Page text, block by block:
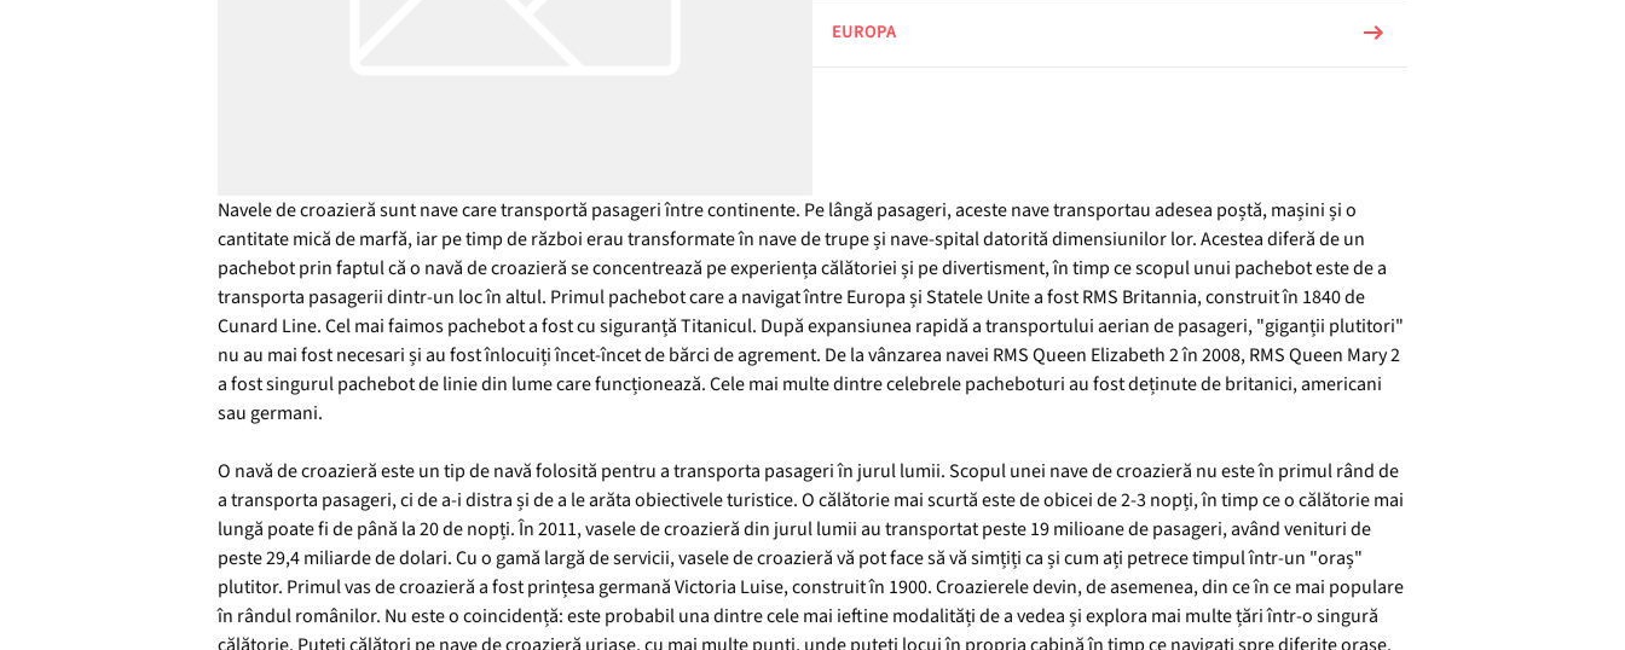
EUROPA
Navele de croazieră sunt nave care transportă pasageri între continente. Pe lângă pasageri, aceste nave transportau adesea poștă, mașini și o
cantitate mică de marfă, iar pe timp de război erau transformate în nave de trupe și nave-spital datorită dimensiunilor lor. Acestea diferă de un
pachebot prin faptul că o navă de croazieră se concentrează pe experiența călătoriei și pe divertisment, în timp ce scopul unui pachebot este de a
transporta pasagerii dintr-un loc în altul. Primul pachebot care a navigat între Europa și Statele Unite a fost RMS Britannia, construit în 1840 de
Cunard Line. Cel mai faimos pachebot a fost cu siguranță Titanicul. După expansiunea rapidă a transportului aerian de pasageri, "giganții plutitori"
nu au mai fost necesari și au fost înlocuiți încet-încet de bărci de agrement. De la vânzarea navei RMS Queen Elizabeth 2 în 2008, RMS Queen Mary 2
a fost singurul pachebot de linie din lume care funcționează. Cele mai multe dintre celebrele pacheboturi au fost deținute de britanici, americani
sau germani.
O navă de croazieră este un tip de navă folosită pentru a transporta pasageri în jurul lumii. Scopul unei nave de croazieră nu este în primul rând de
a transporta pasageri, ci de a-i distra și de a le arăta obiectivele turistice. O călătorie mai scurtă este de obicei de 2-3 nopți, în timp ce o călătorie mai
lungă poate fi de până la 20 de nopți. În 2011, vasele de croazieră din jurul lumii au transportat peste 19 milioane de pasageri, având venituri de
peste 29,4 miliarde de dolari. Cu o gamă largă de servicii, vasele de croazieră vă pot face să vă simțiți ca și cum ați petrece timpul într-un "oraș"
plutitor. Primul vas de croazieră a fost prințesa germană Victoria Luise, construit în 1900. Croazierele devin, de asemenea, din ce în ce mai populare
în rândul românilor. Nu este o coincidență: este probabil una dintre cele mai ieftine modalități de a vedea și explora mai multe țări într-o singură